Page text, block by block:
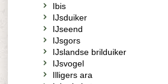
Ibis
IJsduiker
IJseend
IJsgors
IJslandse brilduiker
IJsvogel
Illigers ara